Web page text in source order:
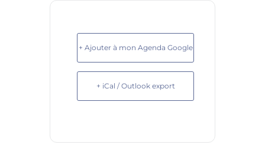
+ Ajouter à mon Agenda Google
+ iCal / Outlook export